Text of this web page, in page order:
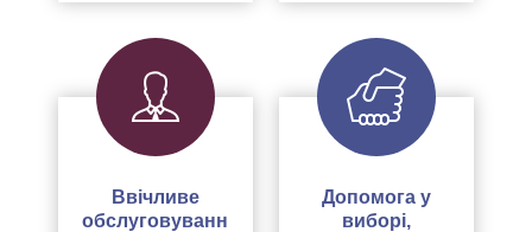
Ввічливе
обслуговуванн
Допомога у
виборі,